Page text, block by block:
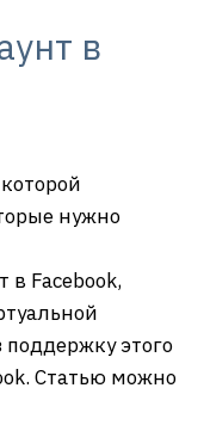
в
нужно
Facebook,
поддержку этого
Статью можно